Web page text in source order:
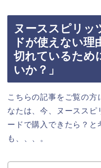
ヌーススピリッ
ドが使えない理
切れているため
いか？」
こちらの記事をご覧の方
なたは、今、ヌーススピ
ードで購入できたら？と
も、、、。